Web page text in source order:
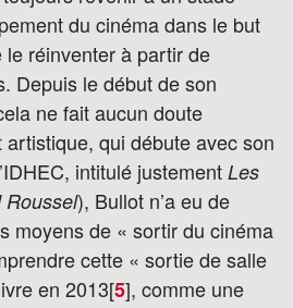
du cinéma dans le but
réinventer à partir de
Depuis le début de son
ne fait aucun doute
qui débute avec son
intitulé justement Les
Roussel), Bullot n’a eu de
moyens de « sortir du cinéma
cette « sortie de salle
en 2013[5], comme une